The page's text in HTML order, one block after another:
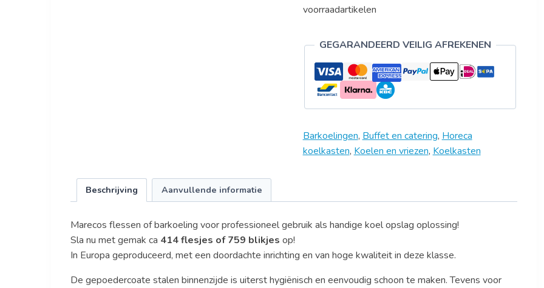
optie
voorraadartikelen
GEGARANDEERD VEILIG AFREKENEN
Barkoelingen, Buffet en catering, Horeca
koelkasten, Koelen en vriezen, Koelkasten
Beschrijving Aanvullende informatie
Marecos flessen of barkoeling voor professioneel gebruik als handige koel opslag oplossing!
Sla nu met gemak ca 414 flesjes of 759 blikjes op!
In Europa geproduceerd, met een doordachte inrichting en van hoge kwaliteit in deze klasse.
De gepoedercoate stalen binnenzijde is uiterst hygiënisch en eenvoudig schoon te maken. Tevens voor